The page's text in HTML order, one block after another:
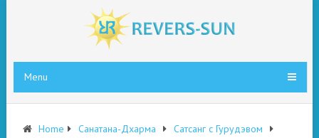
Menu
Home Санатана-Дхарма
Сатсанг с Гурудэвом